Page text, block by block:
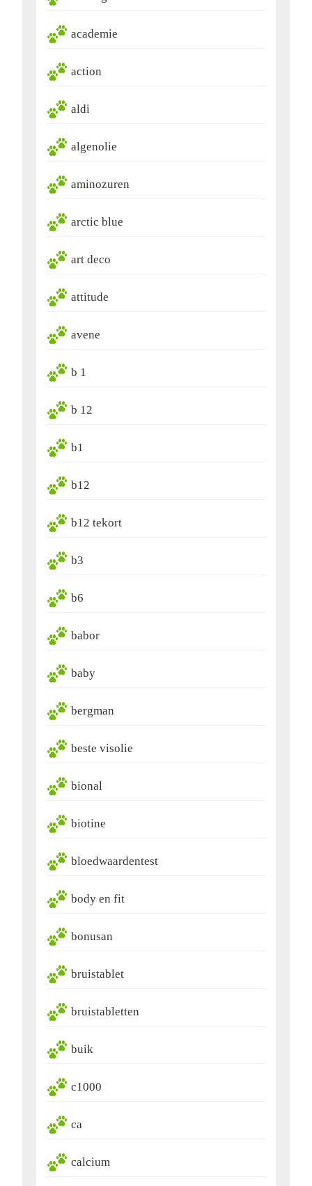
academie
action
aldi
algenolie
aminozuren
arctic blue
art deco
attitude
avene
b 1
b 12
b1
b12
b12 tekort
b3
b6
babor
baby
bergman
beste visolie
bional
biotine
bloedwaardentest
body en fit
bonusan
bruistablet
bruistabletten
buik
c1000
ca
calcium